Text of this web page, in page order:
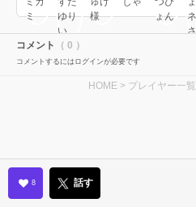
コメント （ 0 ）
コメントするにはログインが必要です
HOME > プレイヤー一覧
8 話す